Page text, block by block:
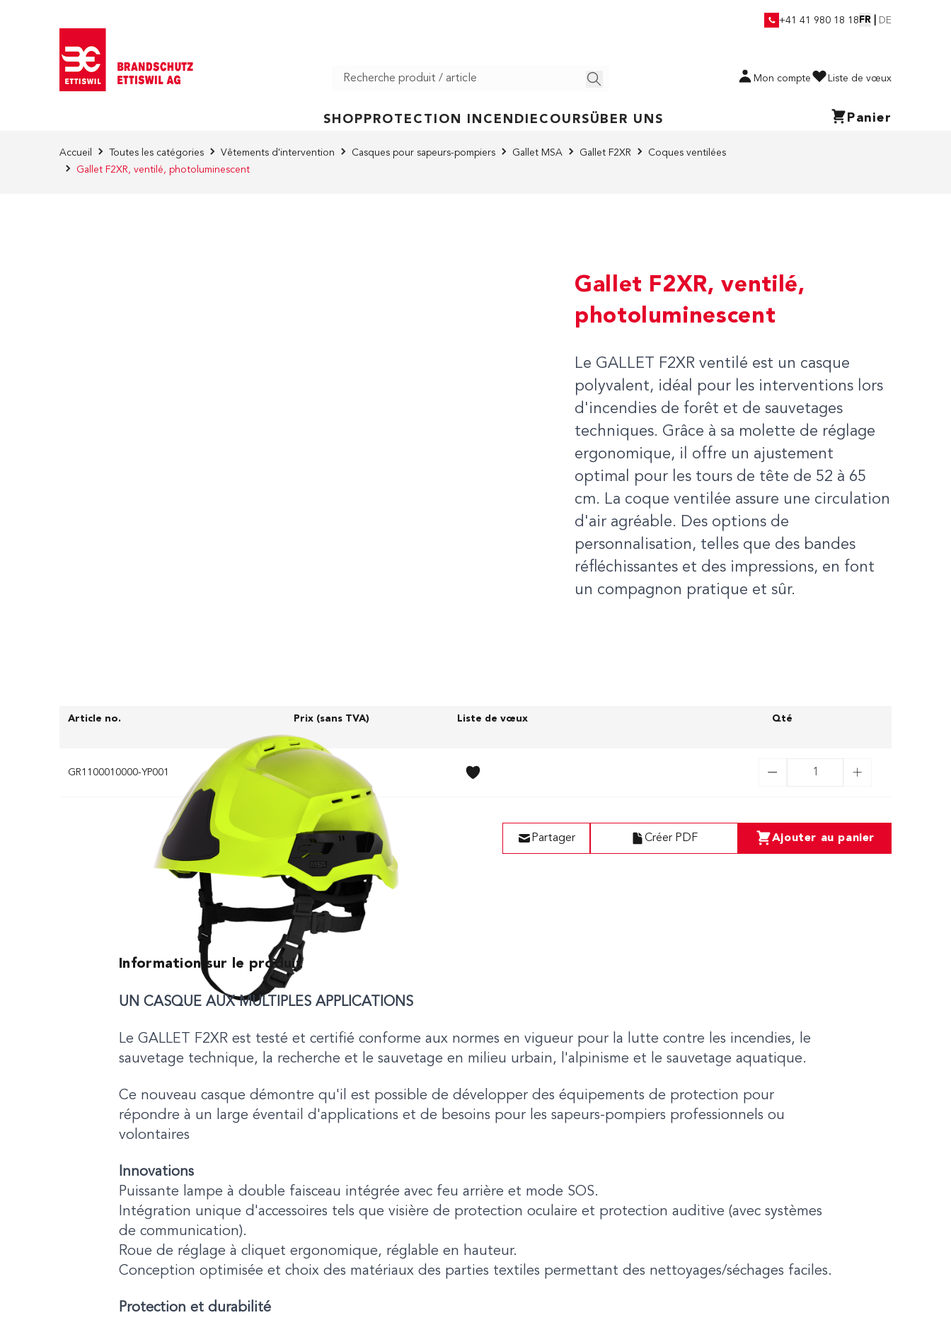
+41 41 980 18 18 FR DE
Mon compte Liste de vœux
SHOP PROTECTION INCENDIE COURSÜBER UNS Panier
Accueil Toutes les catégories Vêtements d'intervention Casques pour sapeurs-pompiers Gallet MSA Gallet F2XR
Coques ventilées
Gallet F2XR, ventilé, photoluminescent
Gallet F2XR, ventilé,
photoluminescent
Le GALLET F2XR ventilé est un casque
polyvalent, idéal pour les interventions lors
d'incendies de forêt et de sauvetages
techniques. Grâce à sa molette de réglage
ergonomique, il offre un ajustement
optimal pour les tours de tête de 52 à 65
cm. La coque ventilée assure une circulation
d'air agréable. Des options de
personnalisation, telles que des bandes
réfléchissantes et des impressions, en font
un compagnon pratique et sûr.
Article no. Prix (sans TVA) Liste de vœux Qté
GR1100010000-YP001 203,50 CHF
Ajouter au panier
Créer PDF
Partager
Information sur le produit
UN CASQUE AUX MULTIPLES APPLICATIONS
Le GALLET F2XR est testé et certifié conforme aux normes en vigueur pour la lutte contre les incendies, le
sauvetage technique, la recherche et le sauvetage en milieu urbain, l'alpinisme et le sauvetage aquatique.
Ce nouveau casque démontre qu'il est possible de développer des équipements de protection pour
répondre à un large éventail d'applications et de besoins pour les sapeurs-pompiers professionnels ou
volontaires
Innovations
Puissante lampe à double faisceau intégrée avec feu arrière et mode SOS.
Intégration unique d'accessoires tels que visière de protection oculaire et protection auditive (avec systèmes
de communication).
Roue de réglage à cliquet ergonomique, réglable en hauteur.
Conception optimisée et choix des matériaux des parties textiles permettant des nettoyages/séchages faciles.
Protection et durabilité